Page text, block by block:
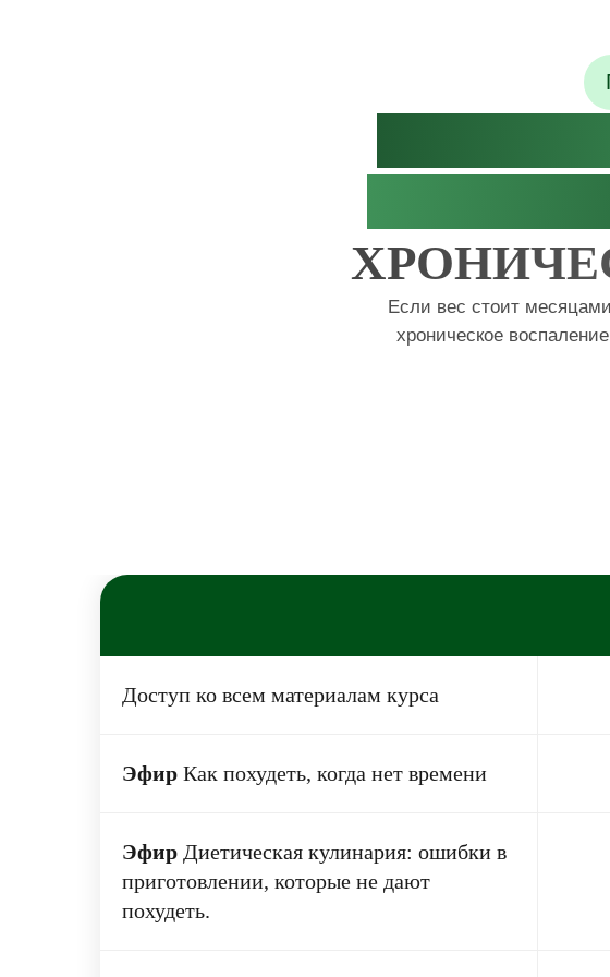
Если вес стоит
хроническое
Доступ ко всем материалам курса
Эфир Как похудеть, когда нет времени
Эфир Диетическая кулинария: ошибки в
приготовлении, которые не дают
похудеть.